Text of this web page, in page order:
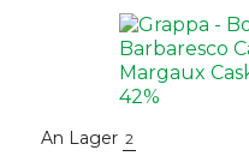
An Lager 2